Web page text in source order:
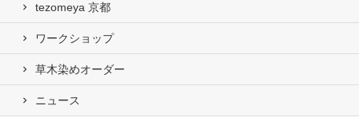
tezomeya 京都
ワークショップ
草木染めオーダー
ニュース